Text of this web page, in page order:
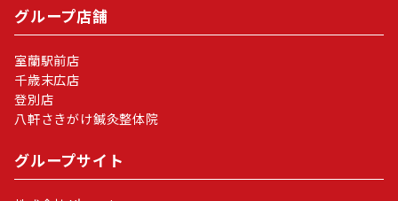
グループ店舗
室蘭駅前店
千歳末広店
登別店
八軒さきがけ鍼灸整体院
グループサイト